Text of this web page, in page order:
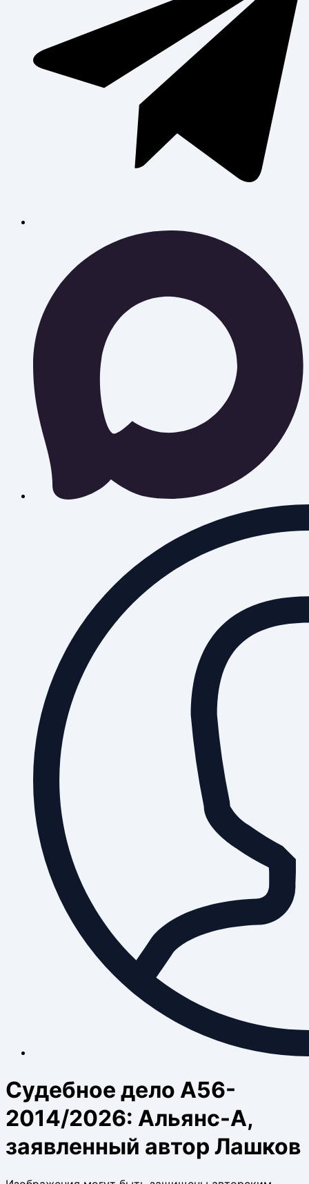
Судебное дело А56-
2014/2026: Альянс-А,
заявленный автор Лашков